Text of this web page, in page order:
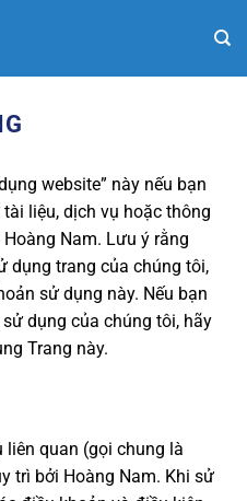
website” này nếu bạn
liệu, dịch vụ hoặc thông
Nam. Lưu ý rằng
dụng trang của chúng tôi,
sử dụng này. Nếu bạn
dụng của chúng tôi, hãy
Trang này.
liên quan (gọi chung là
trì bởi Hoàng Nam. Khi sử